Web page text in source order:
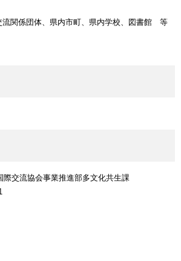
関係団体、県内市町、県内学校、図書館 等
際交流協会事業推進部多文化共生課